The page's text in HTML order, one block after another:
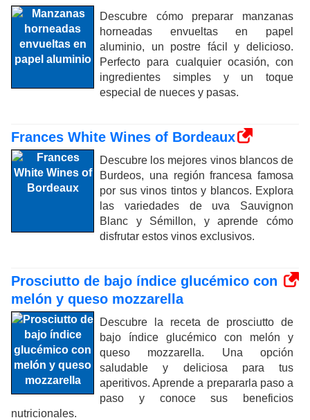
Descubre cómo preparar manzanas
horneadas envueltas en papel
aluminio, un postre fácil y delicioso.
Perfecto para cualquier ocasión, con
ingredientes simples y un toque
especial de nueces y pasas.
Frances White Wines of Bordeaux
Descubre los mejores vinos blancos de
Burdeos, una región francesa famosa
por sus vinos tintos y blancos. Explora
las variedades de uva Sauvignon
Blanc y Sémillon, y aprende cómo
disfrutar estos vinos exclusivos.
Prosciutto de bajo índice glucémico con
melón y queso mozzarella
Descubre la receta de prosciutto de
bajo índice glucémico con melón y
queso mozzarella. Una opción
saludable y deliciosa para tus
aperitivos. Aprende a prepararla paso a
paso y conoce sus beneficios
nutricionales.